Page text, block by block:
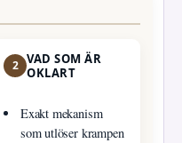
2 VAD SOM ÄR
OKLART
Exakt mekanism
som utlöser krampen